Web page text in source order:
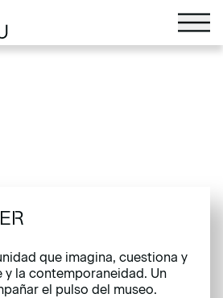
que imagina, cuestiona y
y la contemporaneidad. Un
el pulso del museo.